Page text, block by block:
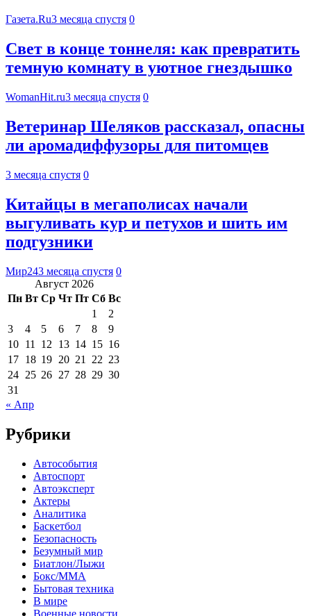
Газета.Ru3 месяца спустя 0
Свет в конце тоннеля: как превратить
темную комнату в уютное гнездышко
WomanHit.ru3 месяца спустя 0
Ветеринар Шеляков рассказал, опасны
ли аромадиффузоры для питомцев
3 месяца спустя 0
Китайцы в мегаполисах начали
выгуливать кур и петухов и шить им
подгузники
Мир243 месяца спустя 0
Август 2026
Пн Вт Ср Чт Пт Сб Вс
1
2
3
4 5 6 7 8
9
10 11 12 13 14 15 16
17 18 19 20 21 22 23
24 25 26 27 28 29 30
31
« Апр
Рубрики
Автособытия
Автоспорт
Автоэксперт
Актеры
Аналитика
Баскетбол
Безопасность
Безумный мир
Биатлон/Лыжи
Бокс/MMA
Бытовая техника
В мире
Военные новости